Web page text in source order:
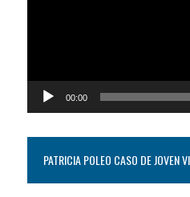
00:00
PATRICIA POLEO CASO DE JOVEN